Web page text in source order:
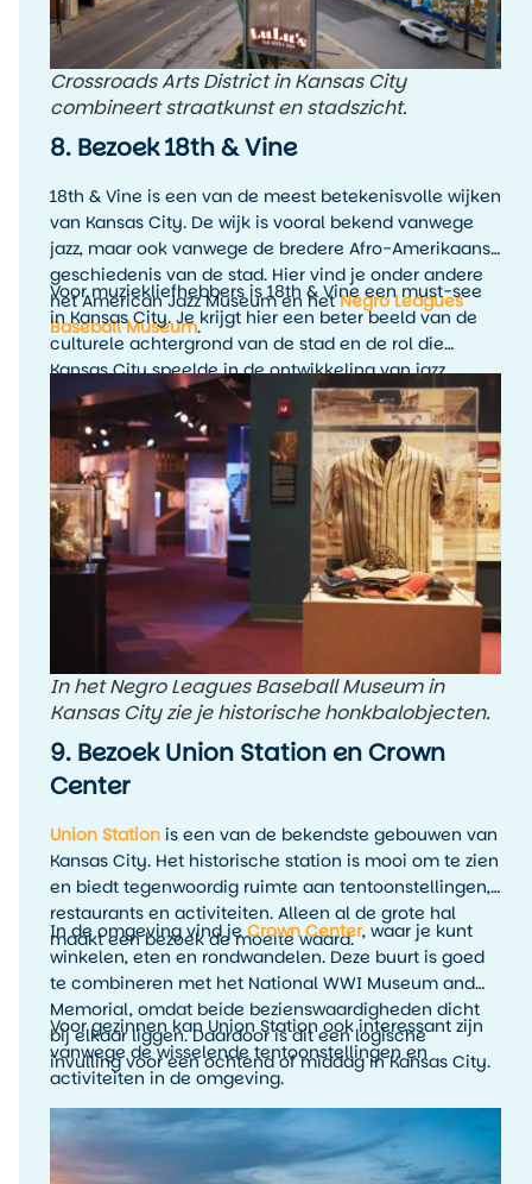
Crossroads Arts District in Kansas City
combineert straatkunst en stadszicht.
8. Bezoek 18th & Vine
18th & Vine is een van de meest betekenisvolle wijken
van Kansas City. De wijk is vooral bekend vanwege
jazz, maar ook vanwege de bredere Afro-Amerikaanse
geschiedenis van de stad. Hier vind je onder andere
het American Jazz Museum en hetNegro Leagues
Baseball Museum.
Voor muziekliefhebbers is 18th & Vine een must-see
in Kansas City. Je krijgt hier een beter beeld van de
culturele achtergrond van de stad en de rol die
Kansas City speelde in de ontwikkeling van jazz.
Combineer een museumbezoek bij voorkeur met live
muziek in de avond, zodat de geschiedenis ook echt
tot leven komt.
In het Negro Leagues Baseball Museum in
Kansas City zie je historische honkbalobjecten.
9. Bezoek Union Station en Crown
Center
Union Station is een van de bekendste gebouwen van
Kansas City. Het historische station is mooi om te zien
en biedt tegenwoordig ruimte aan tentoonstellingen,
restaurants en activiteiten. Alleen al de grote hal
maakt een bezoek de moeite waard.
In de omgeving vind jeCrown Center, waar je kunt
winkelen, eten en rondwandelen. Deze buurt is goed
te combineren met het National WWI Museum and
Memorial, omdat beide bezienswaardigheden dicht
bij elkaar liggen. Daardoor is dit een logische
invulling voor een ochtend of middag in Kansas City.
Voor gezinnen kan Union Station ook interessant zijn
vanwege de wisselende tentoonstellingen en
activiteiten in de omgeving.